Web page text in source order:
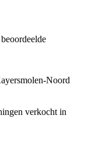
Noord
verkocht in